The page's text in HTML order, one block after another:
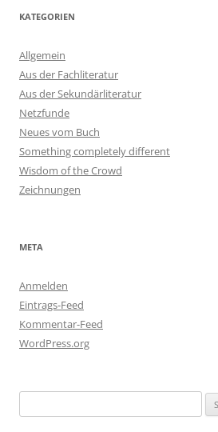
KATEGORIEN
Allgemein
Aus der Fachliteratur
Aus der Sekundärliteratur
Netzfunde
Neues vom Buch
Something completely different
Wisdom of the Crowd
Zeichnungen
META
Anmelden
Eintrags-Feed
Kommentar-Feed
WordPress.org
nach: